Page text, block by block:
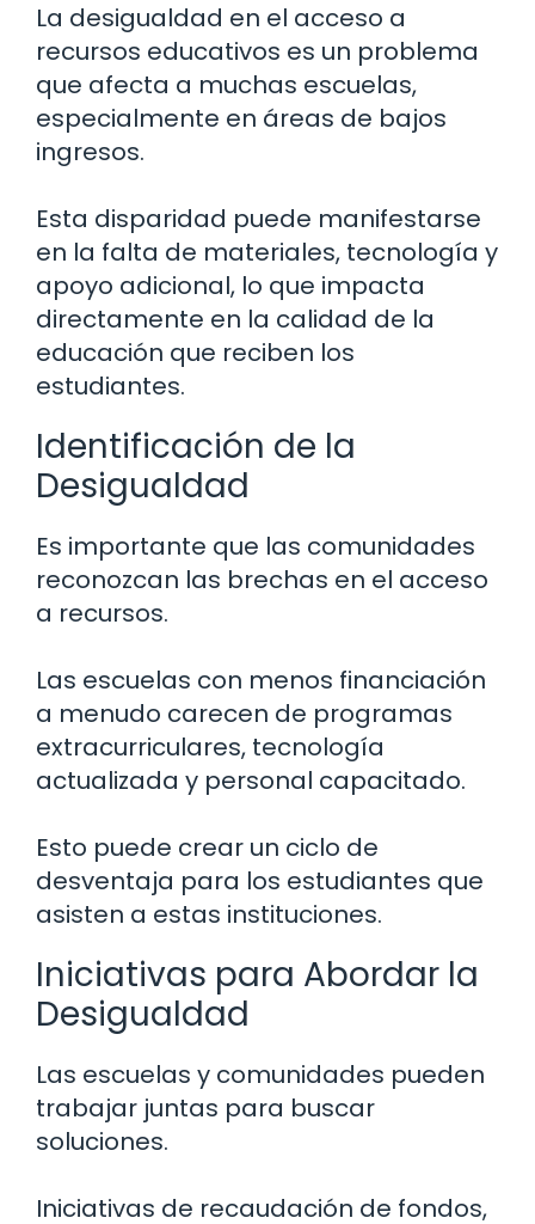
La desigualdad en el acceso a
recursos educativos es un problema
que afecta a muchas escuelas,
especialmente en áreas de bajos
ingresos.
Esta disparidad puede manifestarse
en la falta de materiales, tecnología y
apoyo adicional, lo que impacta
directamente en la calidad de la
educación que reciben los
estudiantes.
Identificación de la
Desigualdad
Es importante que las comunidades
reconozcan las brechas en el acceso
a recursos.
Las escuelas con menos financiación
a menudo carecen de programas
extracurriculares, tecnología
actualizada y personal capacitado.
Esto puede crear un ciclo de
desventaja para los estudiantes que
asisten a estas instituciones.
Iniciativas para Abordar la
Desigualdad
Las escuelas y comunidades pueden
trabajar juntas para buscar
soluciones.
Iniciativas de recaudación de fondos,